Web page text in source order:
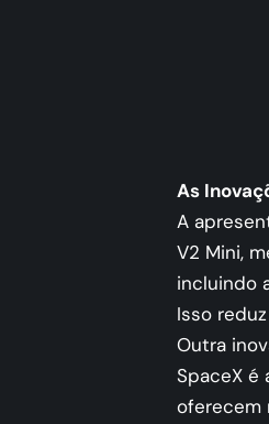
As
A
V2 Mini,
incluindo
Isso
Outra
SpaceX é
oferecem